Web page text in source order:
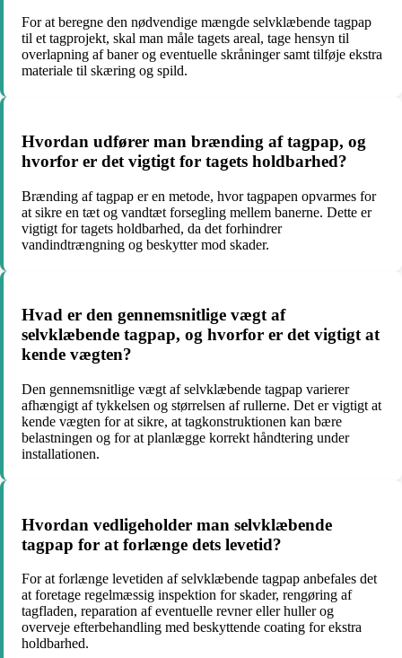
For at beregne den nødvendige mængde selvklæbende tagpap
til et tagprojekt, skal man måle tagets areal, tage hensyn til
overlapning af baner og eventuelle skråninger samt tilføje ekstra
materiale til skæring og spild.
Hvordan udfører man brænding af tagpap, og
hvorfor er det vigtigt for tagets holdbarhed?
Brænding af tagpap er en metode, hvor tagpapen opvarmes for
at sikre en tæt og vandtæt forsegling mellem banerne. Dette er
vigtigt for tagets holdbarhed, da det forhindrer
vandindtrængning og beskytter mod skader.
Hvad er den gennemsnitlige vægt af
selvklæbende tagpap, og hvorfor er det vigtigt at
kende vægten?
Den gennemsnitlige vægt af selvklæbende tagpap varierer
afhængigt af tykkelsen og størrelsen af rullerne. Det er vigtigt at
kende vægten for at sikre, at tagkonstruktionen kan bære
belastningen og for at planlægge korrekt håndtering under
installationen.
Hvordan vedligeholder man selvklæbende
tagpap for at forlænge dets levetid?
For at forlænge levetiden af selvklæbende tagpap anbefales det
at foretage regelmæssig inspektion for skader, rengøring af
tagfladen, reparation af eventuelle revner eller huller og
overveje efterbehandling med beskyttende coating for ekstra
holdbarhed.